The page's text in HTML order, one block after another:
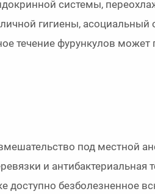
системы,
гигиены, асоциальный
течение фурункулов может
под местной
и антибактериальная
доступно безболезненное